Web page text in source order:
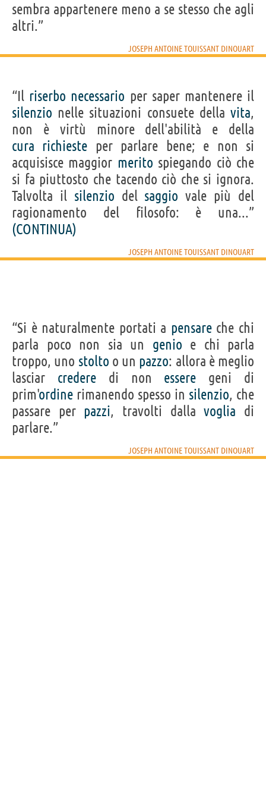
sembra appartenere meno a se stesso che agli
altri.”
JOSEPH ANTOINE TOUISSANT DINOUART
“Il riserbo necessario per saper mantenere il
silenzio nelle situazioni consuete della vita,
non è virtù minore dell'abilità e della
cura richieste per parlare bene; e non si
acquisisce maggior merito spiegando ciò che
si fa piuttosto che tacendo ciò che si ignora.
Talvolta il silenzio del saggio vale più del
ragionamento del filosofo: è una...”
(CONTINUA)
JOSEPH ANTOINE TOUISSANT DINOUART
“Si è naturalmente portati a pensareche chi
parla poco non sia un genio e chi parla
troppo, uno stolto o un pazzo: allora è meglio
lasciar crederedi non essere geni di
prim'ordine rimanendo spesso in silenzio, che
passare per pazzi, travolti dallavoglia di
parlare.”
JOSEPH ANTOINE TOUISSANT DINOUART